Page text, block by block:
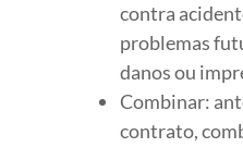
contra
problemas
danos ou
Combinar:
contrato,